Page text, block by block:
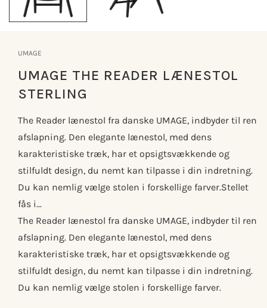
UMAGE
UMAGE THE READER LÆNESTOL
STERLING
The Reader lænestol fra danske UMAGE, indbyder til ren
afslapning. Den elegante lænestol, med dens
karakteristiske træk, har et opsigtsvækkende og
stilfuldt design, du nemt kan tilpasse i din indretning.
Du kan nemlig vælge stolen i forskellige farver.Stellet
fås i...
The Reader lænestol fra danske UMAGE, indbyder til ren
afslapning. Den elegante lænestol, med dens
karakteristiske træk, har et opsigtsvækkende og
stilfuldt design, du nemt kan tilpasse i din indretning.
Du kan nemlig vælge stolen i forskellige farver.